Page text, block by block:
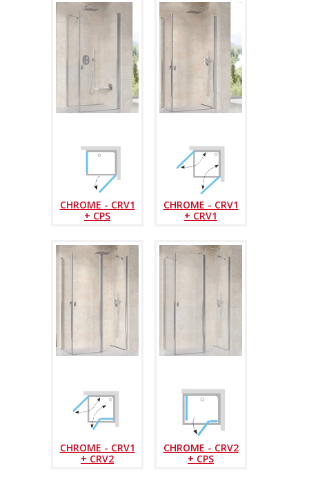
CHROME - CRV1
+ CPS
CHROME - CRV1
+ CRV1
CHROME - CRV1
+ CRV2
CHROME - CRV2
+ CPS